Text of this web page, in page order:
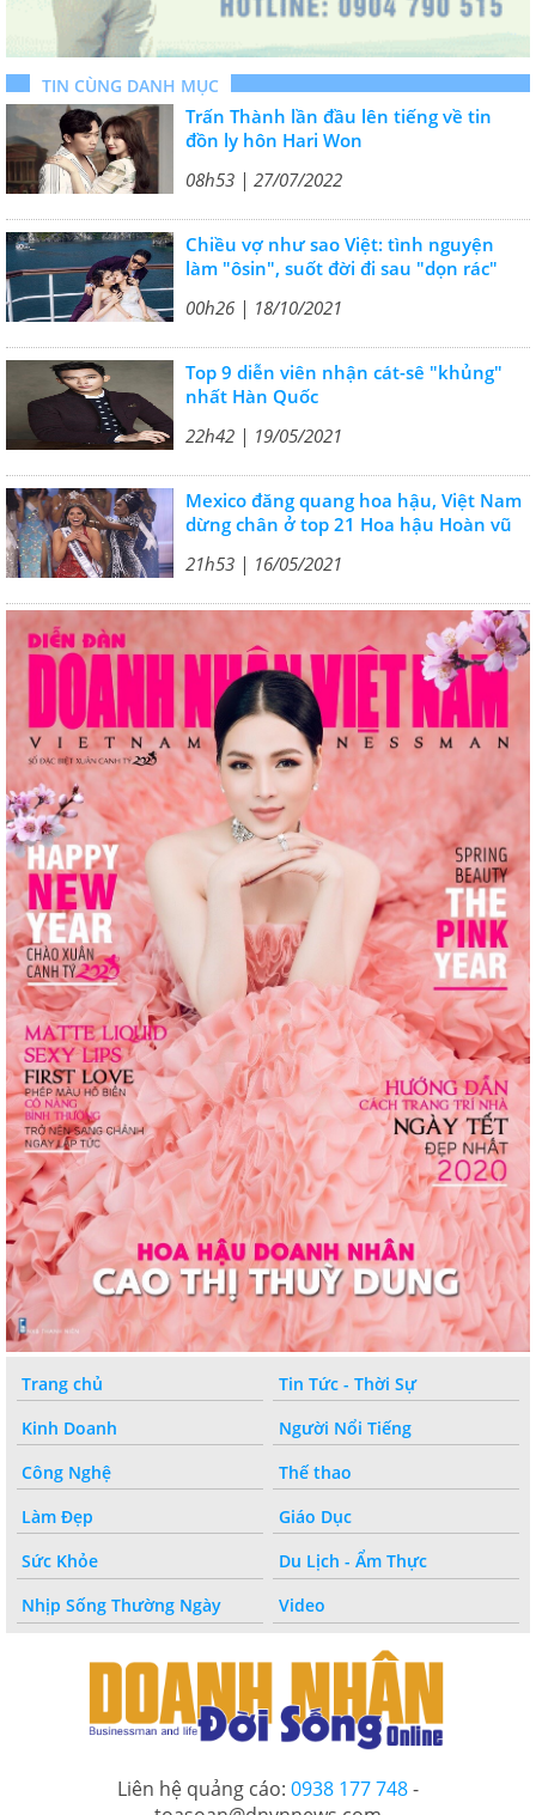
TIN CÙNG DANH MỤC
Trấn Thành lần đầu lên tiếng về tin
đồn ly hôn Hari Won
08h53 | 27/07/2022
Chiều vợ như sao Việt: tình nguyện
làm "ôsin", suốt đời đi sau "dọn rác"
00h26 | 18/10/2021
Top 9 diễn viên nhận cát-sê "khủng"
nhất Hàn Quốc
22h42 | 19/05/2021
Mexico đăng quang hoa hậu, Việt Nam
dừng chân ở top 21 Hoa hậu Hoàn vũ
21h53 | 16/05/2021
Trang chủ
Tin Tức - Thời Sự
Kinh Doanh
Người Nổi Tiếng
Công Nghệ
Thế thao
Làm Đẹp
Giáo Dục
Sức Khỏe
Du Lịch - Ẩm Thực
Nhịp Sống Thường Ngày
Video
Liên hệ quảng cáo: 0938 177 748-